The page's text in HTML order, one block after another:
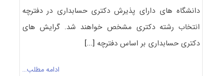
دانشگاه های دارای پذیرش دکتری حسابداری در دفترچه
انتخاب رشته دکتری مشخص خواهند شد. گرایش های
دکتری حسابداری بر اساس دفترچه [...]
ادامه مطلب…